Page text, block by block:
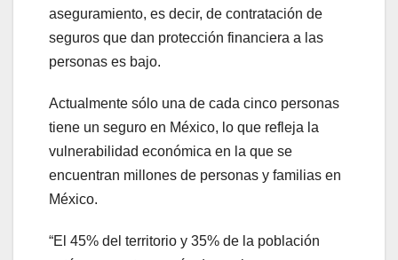
aseguramiento, es decir, de contratación de
seguros que dan protección financiera a las
personas es bajo.
Actualmente sólo una de cada cinco personas
tiene un seguro en México, lo que refleja la
vulnerabilidad económica en la que se
encuentran millones de personas y familias en
México.
“El 45% del territorio y 35% de la población